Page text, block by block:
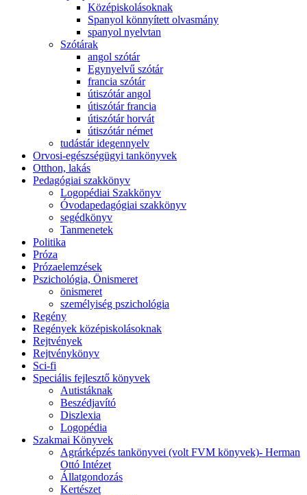
Középiskolásoknak
Spanyol könnyített olvasmány
spanyol nyelvtan
Szótárak
angol szótár
Egynyelvű szótár
francia szótár
útiszótár angol
útiszótár francia
útiszótár horvát
útiszótár német
tudástár idegennyelv
Orvosi-egészségügyi tankönyvek
Otthon, lakás
Pedagógiai szakkönyv
Logopédiai Szakkönyv
Óvodapedagógiai szakkönyv
segédkönyv
Tanmenetek
Politika
Próza
Prózaelemzések
Pszichológia, Önismeret
önismeret
személyiség pszichológia
Regény
Regények középiskolásoknak
Rejtvények
Rejtvénykönyv
Sci-fi
Speciális fejlesztő könyvek
Autistáknak
Beszédjavító
Diszlexia
Logopédia
Szakmai Könyvek
Agrárképzés tankönyvei (volt FVM könyvek)- Herman
Ottó Intézet
Állatgondozás
Kertészet